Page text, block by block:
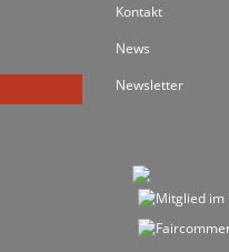
Kontakt
News
Newsletter